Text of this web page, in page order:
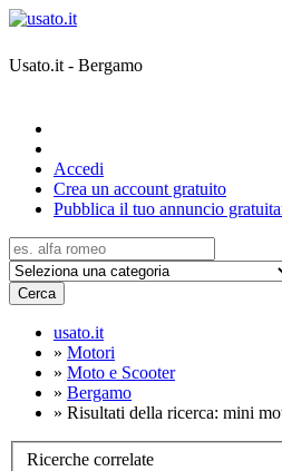
Usato.it - Bergamo
Accedi
Crea un account gratuito
Pubblica il tuo annuncio
Cerca
usato.it
» Motori
» Moto e Scooter
» Bergamo
» Risultati della ricerca: mini
Ricerche correlate